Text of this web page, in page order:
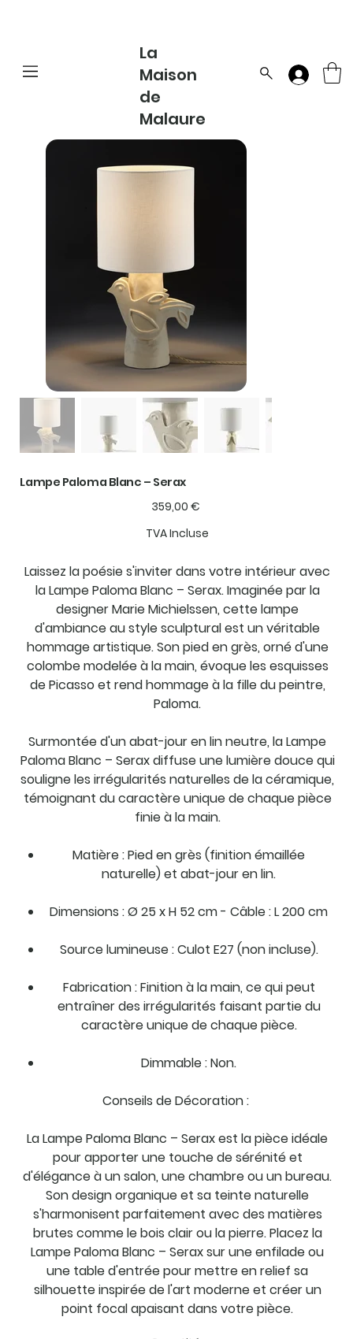
La
Maison
de
Malaure
Lampe Paloma Blanc – Serax
Prix
359,00 €
TVA Incluse
Laissez la poésie s'inviter dans votre intérieur avec
la Lampe Paloma Blanc – Serax. Imaginée par la
designer Marie Michielssen, cette lampe
d'ambiance au style sculptural est un véritable
hommage artistique. Son pied en grès, orné d'une
colombe modelée à la main, évoque les esquisses
de Picasso et rend hommage à la fille du peintre,
Paloma.
Surmontée d'un abat-jour en lin neutre, la Lampe
Paloma Blanc – Serax diffuse une lumière douce qui
souligne les irrégularités naturelles de la céramique,
témoignant du caractère unique de chaque pièce
finie à la main.
Matière : Pied en grès (finition émaillée
naturelle) et abat-jour en lin.
Dimensions : Ø 25 x H 52 cm - Câble : L 200 cm
Source lumineuse : Culot E27 (non incluse).
Fabrication : Finition à la main, ce qui peut
entraîner des irrégularités faisant partie du
caractère unique de chaque pièce.
Dimmable : Non.
Conseils de Décoration :
La Lampe Paloma Blanc – Serax est la pièce idéale
pour apporter une touche de sérénité et
d'élégance à un salon, une chambre ou un bureau.
Son design organique et sa teinte naturelle
s'harmonisent parfaitement avec des matières
brutes comme le bois clair ou la pierre. Placez la
Lampe Paloma Blanc – Serax sur une enfilade ou
une table d'entrée pour mettre en relief sa
silhouette inspirée de l'art moderne et créer un
point focal apaisant dans votre pièce.